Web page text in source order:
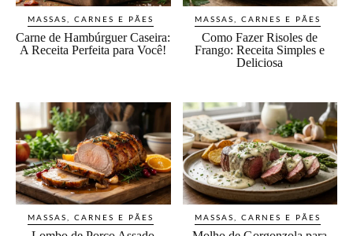
MASSAS, CARNES E PÃES
Carne de Hambúrguer Caseira:
A Receita Perfeita para Você!
MASSAS, CARNES E PÃES
Como Fazer Risoles de
Frango: Receita Simples e
Deliciosa
MASSAS, CARNES E PÃES MASSAS, CARNES E PÃES